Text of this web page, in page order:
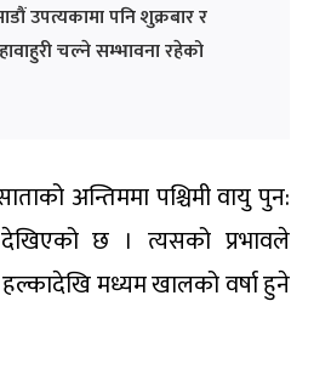
उपत्यकामा पनि शुक्रबार र
चल्ने सम्भावना रहेको
अन्तिममा पश्चिमी वायु पुन:
छ । त्यसको प्रभावले
मध्यम खालको वर्षा हुने